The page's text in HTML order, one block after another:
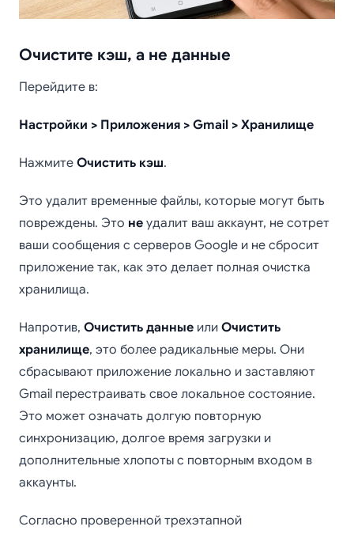
Очистите кэш, а не данные
Перейдите в:
Настройки > Приложения > Gmail > Хранилище
Нажмите Очистить кэш.
Это удалит временные файлы, которые могут быть
повреждены. Это не удалит ваш аккаунт, не сотрет
ваши сообщения с серверов Google и не сбросит
приложение так, как это делает полная очистка
хранилища.
Напротив, Очистить данные или Очистить
хранилище, это более радикальные меры. Они
сбрасывают приложение локально и заставляют
Gmail перестраивать свое локальное состояние.
Это может означать долгую повторную
синхронизацию, долгое время загрузки и
дополнительные хлопоты с повторным входом в
аккаунты.
Согласно проверенной трехэтапной